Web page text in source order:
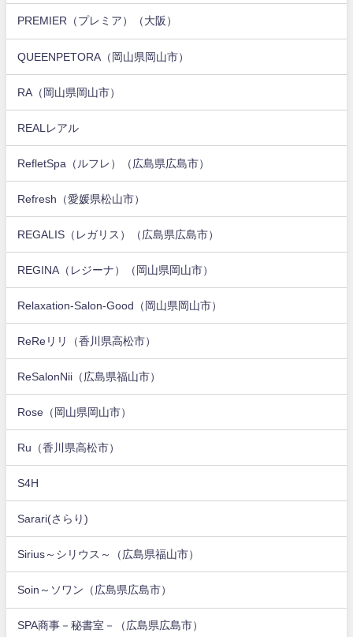
PREMIER（プレミア）（大阪）
QUEENPETORA（岡山県岡山市）
RA（岡山県岡山市）
REALレアル
RefletSpa（ルフレ）（広島県広島市）
Refresh（愛媛県松山市）
REGALIS（レガリス）（広島県広島市）
REGINA（レジーナ）（岡山県岡山市）
Relaxation-Salon-Good（岡山県岡山市）
ReReリリ（香川県高松市）
ReSalonNii（広島県福山市）
Rose（岡山県岡山市）
Ru（香川県高松市）
S4H
Sarari(さらり)
Sirius～シリウス～（広島県福山市）
Soin～ソワン（広島県広島市）
SPA商事－秘書室－（広島県広島市）